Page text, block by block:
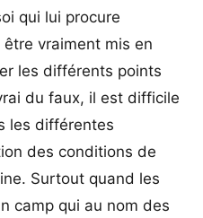
qui lui procure
être vraiment mis en
les différents points
du faux, il est difficile
les différentes
des conditions de
Surtout quand les
camp qui au nom des